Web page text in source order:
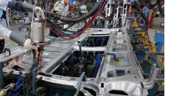
Truyền hình Việt Nam
báo VTV